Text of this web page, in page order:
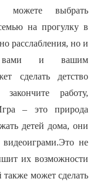
можете выбрать
на прогулку в
расслабления, но и
вами и вашим
сделать детство
работу,
– это природа
детей дома, они
не
их возможности
также может сделать